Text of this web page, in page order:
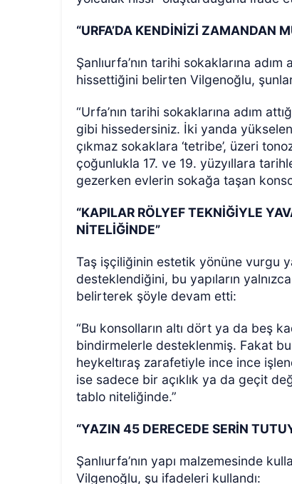
“URFA’DA KENDİNİZİ ZAMANDAN
Şanlıurfa’nın tarihi sokaklarına
hissettiğini belirten Vilgenoğlu,
“Urfa’nın tarihi sokaklarına adım
gibi hissedersiniz. İki yanda
çıkmaz sokaklara ‘tetribe’, üzeri
çoğunlukla 17. ve 19. yüzyıllara
gezerken evlerin sokağa taşan
“KAPILAR RÖLYEF TEKNİĞİYLE
NİTELİĞİNDE”
Taş işçiliğinin estetik yönüne vurgu
desteklendiğini, bu yapıların
belirterek şöyle devam etti:
“Bu konsolların altı dört ya da beş
bindirmelerle desteklenmiş. Fakat
heykeltıraş zarafetiyle ince ince
ise sadece bir açıklık ya da geçit
tablo niteliğinde.”
“YAZIN 45 DERECEDE SERİN
Şanlıurfa’nın yapı malzemesinde
Vilgenoğlu, şu ifadeleri kullandı: